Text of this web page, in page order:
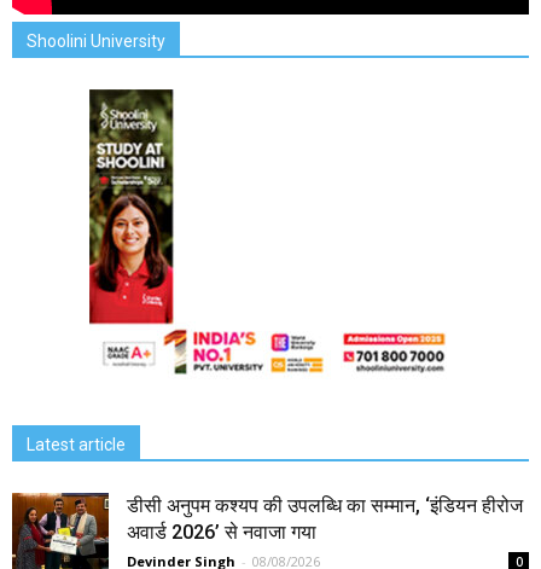
Shoolini University
Latest article
डीसी अनुपम कश्यप की उपलब्धि का सम्मान, ‘इंडियन हीरोज
अवार्ड 2026’ से नवाजा गया
Devinder Singh - 08/08/2026 0